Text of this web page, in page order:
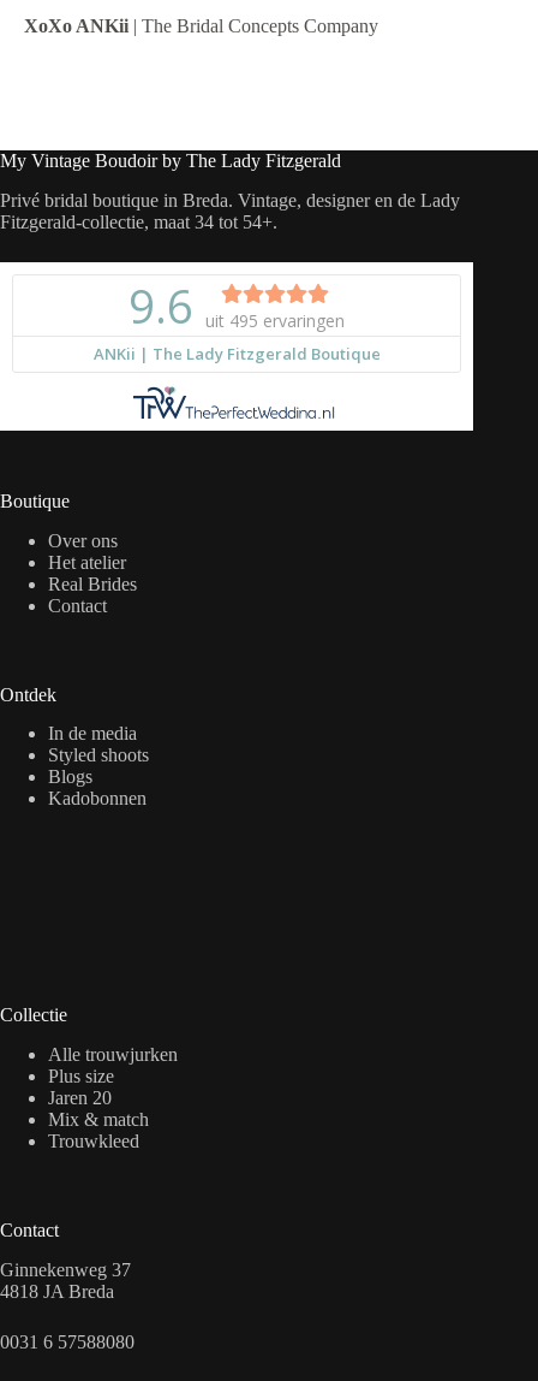
XoXo ANKii | The Bridal Concepts Company
My Vintage Boudoir by The Lady Fitzgerald
Privé bridal boutique in Breda. Vintage, designer en de Lady
Fitzgerald-collectie, maat 34 tot 54+.
Boutique
Over ons
Het atelier
Real Brides
Contact
Ontdek
In de media
Styled shoots
Blogs
Kadobonnen
Collectie
Alle trouwjurken
Plus size
Jaren 20
Mix & match
Trouwkleed
Contact
Ginnekenweg 37
4818 JA Breda
0031 6 57588080